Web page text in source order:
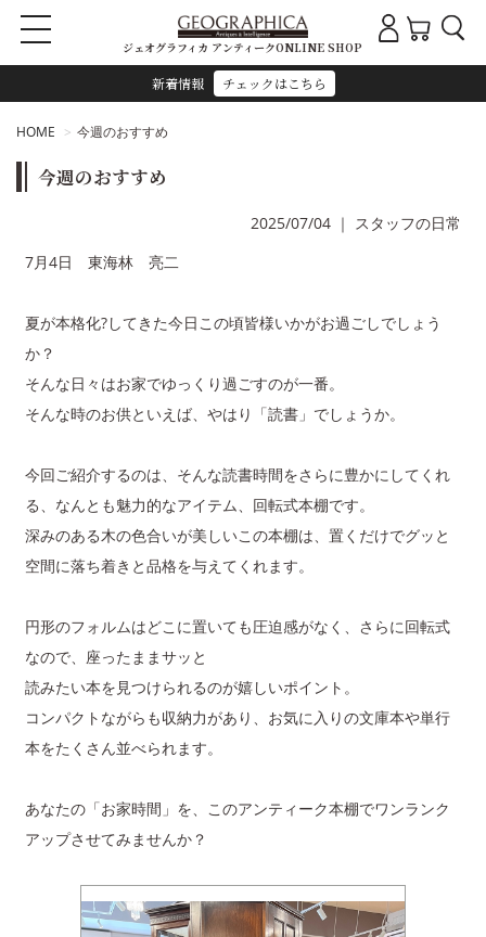
新着情報 チェックはこちら
ジェオグラフィカ アンティークONLINE SHOP
HOME 今週のおすすめ
今週のおすすめ
2025/07/04 ｜ スタッフの日常
7月4日 東海林 亮二
夏が本格化?してきた今日この頃皆様いかがお過ごしでしょう
か？
そんな日々はお家でゆっくり過ごすのが一番。
そんな時のお供といえば、やはり「読書」でしょうか。
今回ご紹介するのは、そんな読書時間をさらに豊かにしてくれ
る、なんとも魅力的なアイテム、回転式本棚です。
深みのある木の色合いが美しいこの本棚は、置くだけでグッと
空間に落ち着きと品格を与えてくれます。
円形のフォルムはどこに置いても圧迫感がなく、さらに回転式
なので、座ったままサッと
読みたい本を見つけられるのが嬉しいポイント。
コンパクトながらも収納力があり、お気に入りの文庫本や単行
本をたくさん並べられます。
あなたの「お家時間」を、このアンティーク本棚でワンランク
アップさせてみませんか？